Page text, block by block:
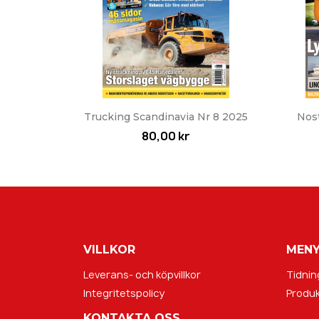
Snabbvy
Trucking Scandinavia Nr 8 2025
80,00 kr
VILLKOR
Leverans- och köpvillkor
Integritetspolicy